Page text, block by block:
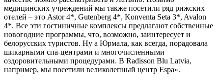
медицинских учреждений мы также посетили ряд рижских
отелей – это Astor 4*, Gutenberg 4*, Konventa Seta 3*, Avalon
4*. Все эти гостиничные комплексы предлагают собственные
новогодние программы, что, возможно, заинтересует и
белорусских туристов. Ну а Юрмала, как всегда, порадовала
шикарными спа-центрами и многочисленными
оздоровительными процедурами. В Radisson Blu Latvia,
например, мы посетили великолепный центр Espa».